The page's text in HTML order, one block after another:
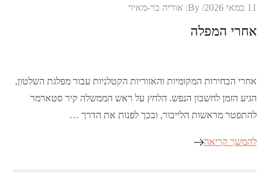
Posted
11 במאי 2026 By: אוריה בר-מאיר
אחרי המפלה
אחרי הבחירות המקומיות והאזוריות הקטלניות עבור מפלגת השלטון,
הגיע הזמן לחשבון הנפש. הלחץ על ראש הממשלה קיר סטארמר
להתפטר מראשות הלייבור, ובכך לפנות את הדרך …
להמשך קריאה